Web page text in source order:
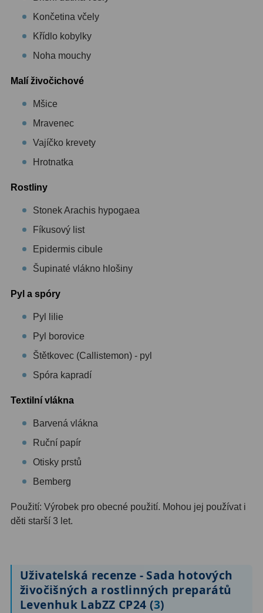
Diagonální zrcátka
Diagonální hranoly
Amici hranoly 45°
Amici hranoly 90°
Deep-Sky kamery 28
Guiding kamery14
T-kroužky16
Filtry L-RGB7
Filtry IR-Pass6
Filtry IR-Block
Filtry Clip5
Filtrová kola a rámy
Rovnače a reduktory 13
Pointace 7
ADC, Tilting 14
Rotátory34
Končetina včely
Křídlo kobylky
Noha mouchy
Malí živočichové
Mšice
Mravenec
Vajíčko krevety
Hrotnatka
Rostliny
Stonek Arachis hypogaea
Fíkusový list
Epidermis cibule
Šupinaté vlákno hlošiny
Pyl a spóry
Pyl lilie
Pyl borovice
Štětkovec (Callistemon) - pyl
Spóra kapradí
Textilní vlákna
Barvená vlákna
Ruční papír
Otisky prstů
Bemberg
Použití: Výrobek pro obecné použití. Mohou jej používat i
děti starší 3 let.
Uživatelská recenze - Sada hotových
živočišných a rostlinných preparátů
Levenhuk LabZZ CP24 (3)